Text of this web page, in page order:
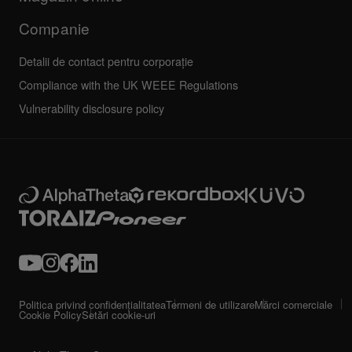
Companie
Detalii de contact pentru corporație
Compliance with the UK WEEE Regulations
Vulnerability disclosure policy
Politica privind confidențialitateaTermeni de utilizareMărci comerciale
Cookie PolicySetări cookie-uri